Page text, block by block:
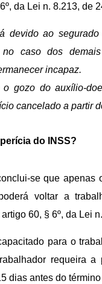
da Lei n. 8.213, de
devido ao
no caso dos
incapaz.
gozo do auxílio-
cancelado a partir
do INSS?
se que
voltar a
60, § 6º, da Lei
para o
requeira a
dias antes do